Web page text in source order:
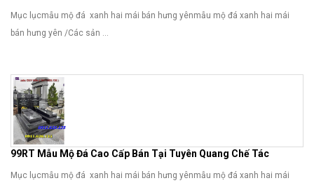
Mục lụcmẫu mộ đá xanh hai mái bán hưng yênmẫu mộ đá xanh hai mái
bán hưng yên /Các sản ...
99RT Mẫu Mộ Đá Cao Cấp Bán Tại Tuyên Quang Chế Tác
Mục lụcmẫu mộ đá xanh hai mái bán hưng yênmẫu mộ đá xanh hai mái